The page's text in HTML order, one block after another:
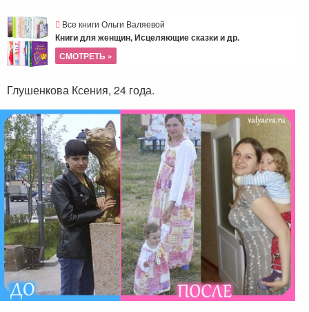
Все книги Ольги Валяевой
Книги для женщин, Исцеляющие сказки и др.
СМОТРЕТЬ »
Глушенкова Ксения, 24 года.